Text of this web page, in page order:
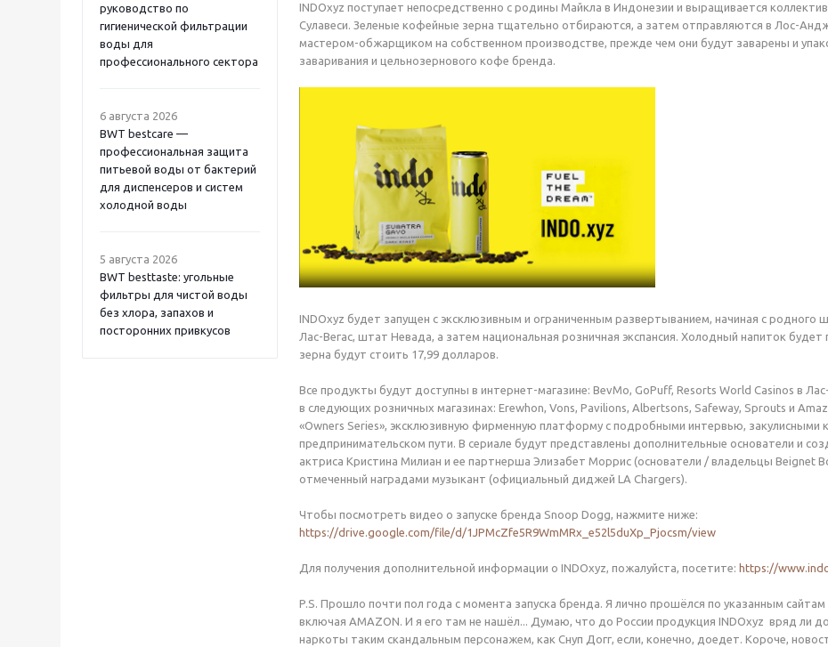
руководство по
гигиенической фильтрации
воды для
профессионального сектора
6 августа 2026
BWT bestcare —
профессиональная защита
питьевой воды от бактерий
для диспенсеров и систем
холодной воды
5 августа 2026
BWT besttaste: угольные
фильтры для чистой воды
без хлора, запахов и
посторонних привкусов
INDOxyz поступает непосредственно с родины Майкла в Индонезии и выращивается
Сулавеси. Зеленые кофейные зерна тщательно отбираются, а затем отправляются в Лос-
мастером-обжарщиком на собственном производстве, прежде чем они будут заварены и
заваривания и цельнозернового кофе бренда.
INDOxyz будет запущен с эксклюзивным и ограниченным развертыванием, начиная с
Лас-Вегас, штат Невада, а затем национальная розничная экспансия. Холодный напиток
зерна будут стоить 17,99 долларов.
Все продукты будут доступны в интернет-магазине: BevMo, GoPuff, Resorts World Casinos в
в следующих розничных магазинах: Erewhon, Vons, Pavilions, Albertsons, Safeway, Sprouts и
«Owners Series», эксклюзивную фирменную платформу с подробными интервью,
предпринимательском пути. В сериале будут представлены дополнительные основатели и
актриса Кристина Милиан и ее партнерша Элизабет Моррис (основатели / владельцы Beignet
отмеченный наградами музыкант (официальный диджей LA Chargers).
Чтобы посмотреть видео о запуске бренда Snoop Dogg, нажмите ниже:
https://drive.google.com/file/d/1JPMcZfe5R9WmMRx_e52l5duXp_Pjocsm/view
Для получения дополнительной информации о INDOxyz, пожалуйста, посетите: https://
P.S. Прошло почти пол года с момента запуска бренда. Я лично прошёлся по указанным
включая AMAZON. И я его там не нашёл... Думаю, что до России продукция INDOxyz вряд ли
наркоты таким скандальным персонажем, как Снуп Догг, если, конечно, доедет. Короче,